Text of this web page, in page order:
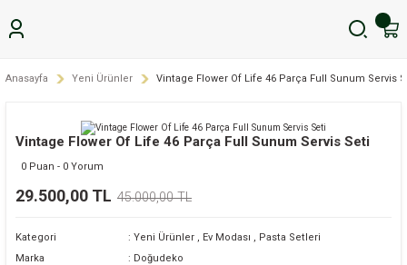
Anasayfa Yeni Ürünler Vintage Flower Of Life 46 Parça Full Sunum Servis
Vintage Flower Of Life 46 Parça Full Sunum Servis Seti
0 Puan - 0 Yorum
29.500,00 TL 45.000,00 TL
Kategori Yeni Ürünler , Ev Modası , Pasta Setleri
Marka
Doğudeko